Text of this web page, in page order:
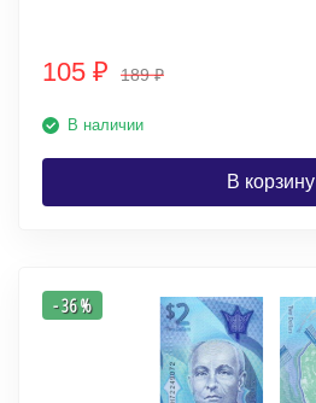
105 ₽ 189₽
В наличии
В корзину
- 36 %